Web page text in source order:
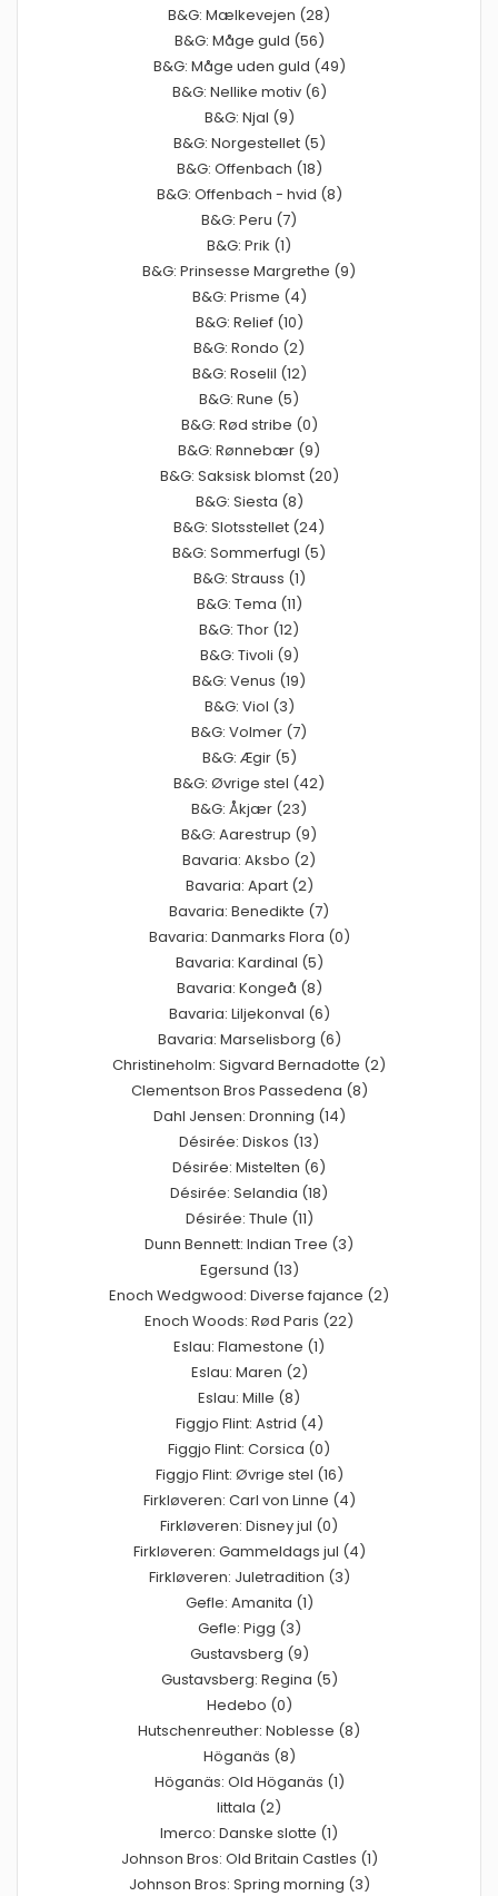
B&G: Mælkevejen (28)
B&G: Måge guld (56)
B&G: Måge uden guld (49)
B&G: Nellike motiv (6)
B&G: Njal (9)
B&G: Norgestellet (5)
B&G: Offenbach (18)
B&G: Offenbach - hvid (8)
B&G: Peru (7)
B&G: Prik (1)
B&G: Prinsesse Margrethe (9)
B&G: Prisme (4)
B&G: Relief (10)
B&G: Rondo (2)
B&G: Roselil (12)
B&G: Rune (5)
B&G: Rød stribe (0)
B&G: Rønnebær (9)
B&G: Saksisk blomst (20)
B&G: Siesta (8)
B&G: Slotsstellet (24)
B&G: Sommerfugl (5)
B&G: Strauss (1)
B&G: Tema (11)
B&G: Thor (12)
B&G: Tivoli (9)
B&G: Venus (19)
B&G: Viol (3)
B&G: Volmer (7)
B&G: Ægir (5)
B&G: Øvrige stel (42)
B&G: Åkjær (23)
B&G: Aarestrup (9)
Bavaria: Aksbo (2)
Bavaria: Apart (2)
Bavaria: Benedikte (7)
Bavaria: Danmarks Flora (0)
Bavaria: Kardinal (5)
Bavaria: Kongeå (8)
Bavaria: Liljekonval (6)
Bavaria: Marselisborg (6)
Christineholm: Sigvard Bernadotte (2)
Clementson Bros Passedena (8)
Dahl Jensen: Dronning (14)
Désirée: Diskos (13)
Désirée: Mistelten (6)
Désirée: Selandia (18)
Désirée: Thule (11)
Dunn Bennett: Indian Tree (3)
Egersund (13)
Enoch Wedgwood: Diverse fajance (2)
Enoch Woods: Rød Paris (22)
Eslau: Flamestone (1)
Eslau: Maren (2)
Eslau: Mille (8)
Figgjo Flint: Astrid (4)
Figgjo Flint: Corsica (0)
Figgjo Flint: Øvrige stel (16)
Firkløveren: Carl von Linne (4)
Firkløveren: Disney jul (0)
Firkløveren: Gammeldags jul (4)
Firkløveren: Juletradition (3)
Gefle: Amanita (1)
Gefle: Pigg (3)
Gustavsberg (9)
Gustavsberg: Regina (5)
Hedebo (0)
Hutschenreuther: Noblesse (8)
Höganäs (8)
Höganäs: Old Höganäs (1)
Iittala (2)
Imerco: Danske slotte (1)
Johnson Bros: Old Britain Castles (1)
Johnson Bros: Spring morning (3)